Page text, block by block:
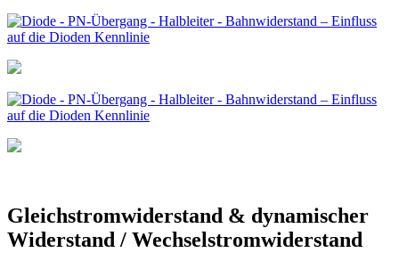
Gleichstromwiderstand & dynamischer
Widerstand / Wechselstromwiderstand